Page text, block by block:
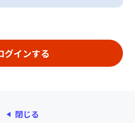
閉じる